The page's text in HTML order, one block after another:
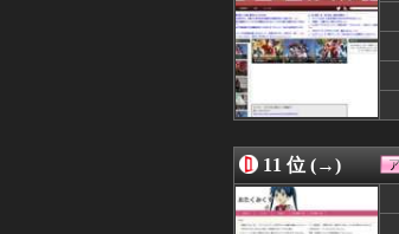
08/06 12:03
08/06 12:02
08/06 12:02
08/06 12:00
08/06 12:00
08/06 12:00
08/06 12:00
08/06 12:00
08/06 11:19
08/06 11:04
11 位 (→)